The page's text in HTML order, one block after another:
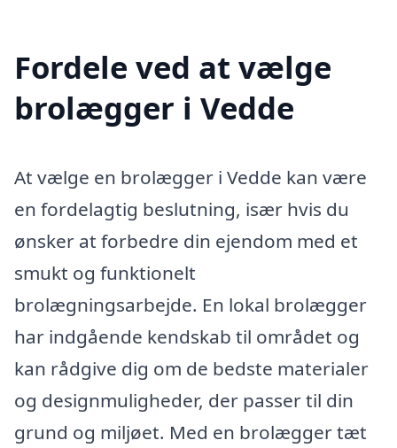
Fordele ved at vælge
brolægger i Vedde
At vælge en brolægger i Vedde kan være
en fordelagtig beslutning, især hvis du
ønsker at forbedre din ejendom med et
smukt og funktionelt
brolægningsarbejde. En lokal brolægger
har indgående kendskab til området og
kan rådgive dig om de bedste materialer
og designmuligheder, der passer til din
grund og miljøet. Med en brolægger tæt